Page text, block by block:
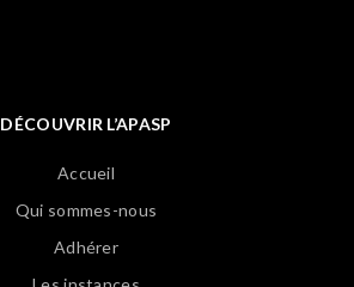
DÉCOUVRIR L’APASP
Accueil
Qui sommes-nous
Adhérer